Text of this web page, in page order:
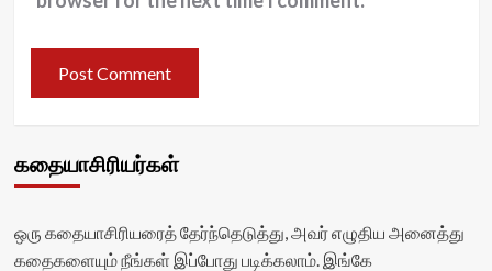
கதையாசிரியர்கள்
ஒரு கதையாசிரியரைத் தேர்ந்தெடுத்து, அவர் எழுதிய அனைத்து
கதைகளையும் நீங்கள் இப்போது படிக்கலாம். இங்கே